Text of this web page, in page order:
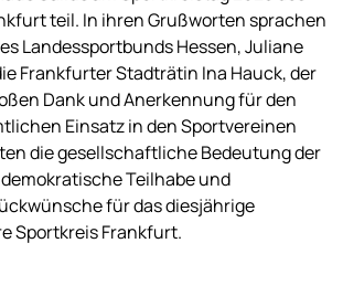
teil. In ihren Grußworten sprachen
Landessportbunds Hessen, Juliane
Frankfurter Stadträtin Ina Hauck, der
Dank und Anerkennung für den
Einsatz in den Sportvereinen
die gesellschaftliche Bedeutung der
Teilhabe und
für das diesjährige
Sportkreis Frankfurt.